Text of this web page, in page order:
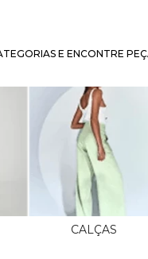
E ENCONTRE
CALÇAS